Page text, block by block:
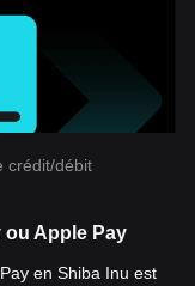
crédit/débit
ou Apple Pay
en Shiba Inu est